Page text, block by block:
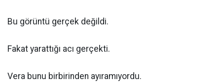
Bu görüntü gerçek değildi.
Fakat yarattığı acı gerçekti.
Vera bunu birbirinden ayıramıyordu.